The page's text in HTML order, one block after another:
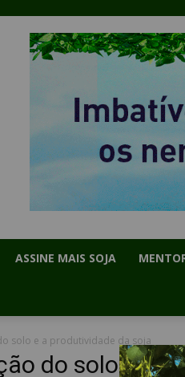
ASSINE MAIS SOJA
solo e a produtividade da soja
do solo e a